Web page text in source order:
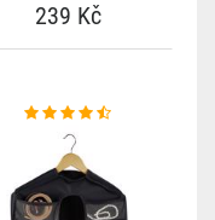
239 Kč